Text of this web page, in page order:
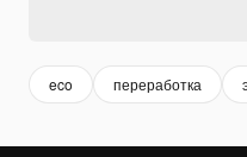
eco переработка